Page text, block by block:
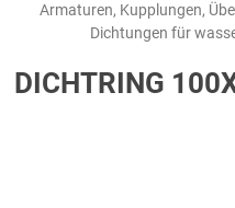
Armaturen, Kupplungen,
Dichtungen für
DICHTRING